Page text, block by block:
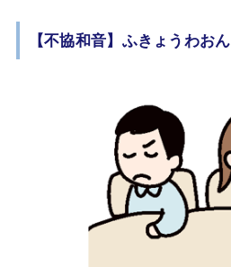
【不協和音】ふきょうわおん